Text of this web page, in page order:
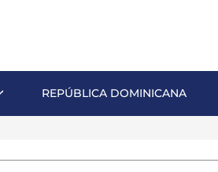
REPÚBLICA DOMINICANA